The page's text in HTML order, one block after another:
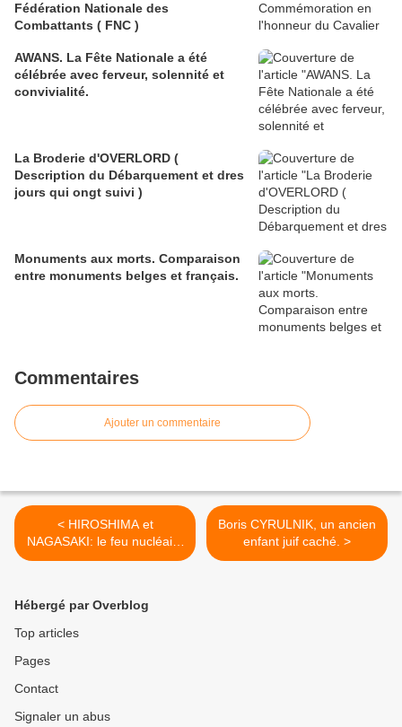
Fédération Nationale des
Combattants ( FNC )
AWANS. La Fête Nationale a été
célébrée avec ferveur, solennité et
convivialité.
La Broderie d'OVERLORD (
Description du Débarquement et dres
jours qui ongt suivi )
Monuments aux morts. Comparaison
entre monuments belges et français.
Commentaires
Ajouter un commentaire
< HIROSHIMA et
NAGASAKI: le feu nucléaire
ou Albert CAMUS opposé à
Boris CYRULNIK, un ancien
enfant juif caché. >
Hébergé par Overblog
Top articles
Pages
Contact
Signaler un abus